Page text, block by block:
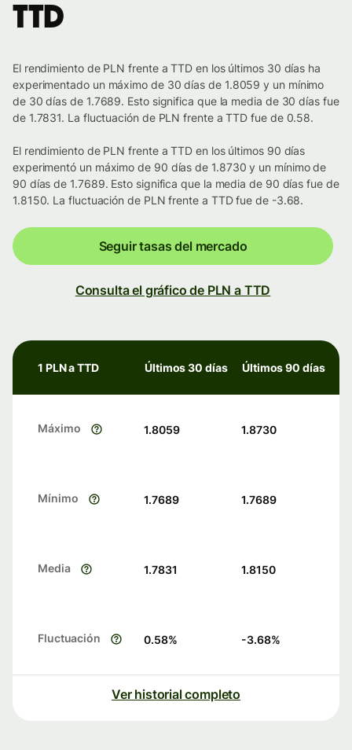
TTD
El rendimiento de PLN frente a TTD en los últimos 30 días ha
experimentado un máximo de 30 días de 1.8059 y un mínimo
de 30 días de 1.7689. Esto significa que la media de 30 días fue
de 1.7831. La fluctuación de PLN frente a TTD fue de 0.58.
El rendimiento de PLN frente a TTD en los últimos 90 días
experimentó un máximo de 90 días de 1.8730 y un mínimo de
90 días de 1.7689. Esto significa que la media de 90 días fue de
1.8150. La fluctuación de PLN frente a TTD fue de -3.68.
Seguir tasas del mercado
Consulta el gráfico de PLN a TTD
1 PLN a TTD Últimos 30 días Últimos 90 días
Máximo 1.8059 1.8730
Mínimo 1.7689 1.7689
Media 1.7831 1.8150
Fluctuación 0.58% -3.68%
Ver historial completo